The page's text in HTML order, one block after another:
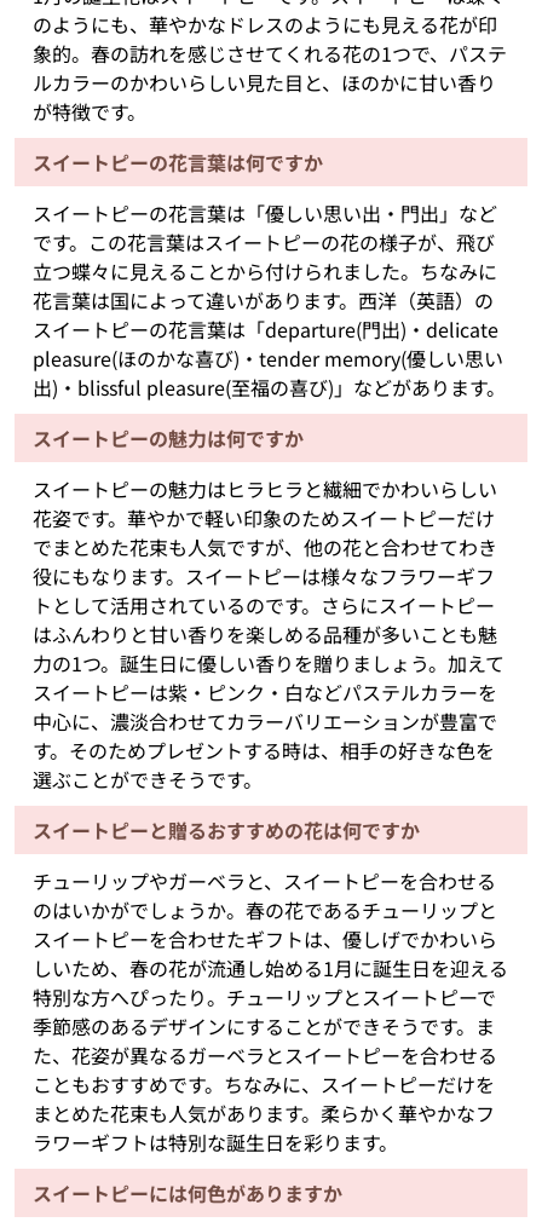
のようにも、華やかなドレスのようにも見える花が印
象的。春の訪れを感じさせてくれる花の1つで、パステ
ルカラーのかわいらしい見た目と、ほのかに甘い香り
が特徴です。
スイートピーの花言葉は何ですか
スイートピーの花言葉は「優しい思い出・門出」など
です。この花言葉はスイートピーの花の様子が、飛び
立つ蝶々に見えることから付けられました。ちなみに
花言葉は国によって違いがあります。西洋（英語）の
スイートピーの花言葉は「departure(門出)・delicate
pleasure(ほのかな喜び)・tender memory(優しい思い
出)・blissful pleasure(至福の喜び)」などがあります。
スイートピーの魅力は何ですか
スイートピーの魅力はヒラヒラと繊細でかわいらしい
花姿です。華やかで軽い印象のためスイートピーだけ
でまとめた花束も人気ですが、他の花と合わせてわき
役にもなります。スイートピーは様々なフラワーギフ
トとして活用されているのです。さらにスイートピー
はふんわりと甘い香りを楽しめる品種が多いことも魅
力の1つ。誕生日に優しい香りを贈りましょう。加えて
スイートピーは紫・ピンク・白などパステルカラーを
中心に、濃淡合わせてカラーバリエーションが豊富で
す。そのためプレゼントする時は、相手の好きな色を
選ぶことができそうです。
スイートピーと贈るおすすめの花は何ですか
チューリップやガーベラと、スイートピーを合わせる
のはいかがでしょうか。春の花であるチューリップと
スイートピーを合わせたギフトは、優しげでかわいら
しいため、春の花が流通し始める1月に誕生日を迎える
特別な方へぴったり。チューリップとスイートピーで
季節感のあるデザインにすることができそうです。ま
た、花姿が異なるガーベラとスイートピーを合わせる
こともおすすめです。ちなみに、スイートピーだけを
まとめた花束も人気があります。柔らかく華やかなフ
ラワーギフトは特別な誕生日を彩ります。
スイートピーには何色がありますか